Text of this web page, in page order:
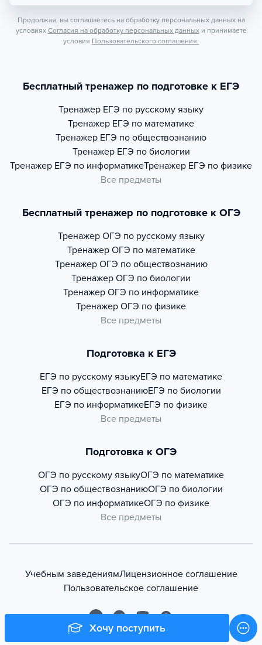
Хочу поступить
Продолжая, вы соглашаетесь на обработку персональных данных на
условиях Согласия на обработку персональных данных и принимаете
условия Пользовательского соглашения.
Бесплатный тренажер по подготовке к ЕГЭ
Тренажер ЕГЭ по русскому языку
Тренажер ЕГЭ по математике
Тренажер ЕГЭ по обществознанию
Тренажер ЕГЭ по биологии
Тренажер ЕГЭ по информатикеТренажер ЕГЭ по физике
Все предметы
Бесплатный тренажер по подготовке к ОГЭ
Тренажер ОГЭ по русскому языку
Тренажер ОГЭ по математике
Тренажер ОГЭ по обществознанию
Тренажер ОГЭ по биологии
Тренажер ОГЭ по информатике
Тренажер ОГЭ по физике
Все предметы
Подготовка к ЕГЭ
ЕГЭ по русскому языкуЕГЭ по математике
ЕГЭ по обществознаниюЕГЭ по биологии
ЕГЭ по информатикеЕГЭ по физике
Все предметы
Подготовка к ОГЭ
ОГЭ по русскому языкуОГЭ по математике
ОГЭ по обществознаниюОГЭ по биологии
ОГЭ по информатикеОГЭ по физике
Все предметы
Учебным заведениямЛицензионное соглашение
Пользовательское соглашение